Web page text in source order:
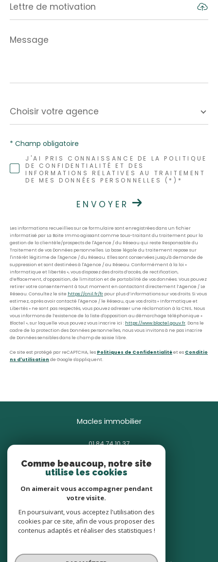
Lettre de motivation
Message
*
votre
agence
Choisir votre agence
J'AI PRIS CONNAISSANCE DE LA POLITIQUE
DE CONFIDENTIALITÉ ET DES
INFORMATIONS RELATIVES AU TRAITEMENT
DE MES DONNÉES PERSONNELLES (*)*
* Champ obligatoire
ENVOYER
Les informations recueillies sur ce formulaire sont enregistrées dans un fichier
informatisé par La Boite Immo agissant comme Sous-traitant du traitement pour la
gestion de la clientèle/prospects de l'Agence / du Réseau qui reste Responsable du
Traitement de vos Données personnelles. La base légale du traitement repose sur
l'intérêt légitime de l'Agence / du Réseau. Elles sont conservées jusqu'à demande de
suppression et sont destinées à l'Agence / au Réseau. Conformément à la loi «
informatique et libertés », vous disposez des droits d’accès, de rectification,
d’effacement, d’opposition, de limitation et de portabilité de vos données. Vous pouvez
retirer votre consentement à tout moment en contactant directement l’Agence / Le
Réseau. Consultez le site https://cnil.fr/fr pour plus d’informations sur vos droits. Si vous
estimez, après avoir contacté l'Agence / le Réseau, que vos droits « Informatique et
Libertés » ne sont pas respectés, vous pouvez adresser une réclamation à la CNIL. Nous
vous informons de l’existence de la liste d'opposition au démarchage téléphonique «
Bloctel », sur laquelle vous pouvez vous inscrire ici : https://www.bloctel.gouv.fr. Dans le
cadre de la protection des Données personnelles, nous vous invitons à ne pas inscrire
de Données sensibles dans le champ de saisie libre.
Ce site est protégé par reCAPTCHA, les Politiques de Confidentialitéet es Conditio
ns d'utilisation de Google s'appliquent.
macles immobilier
01 84 74 10 37
85 avenue Général Gallieni
93380 pierrefitte-sur-seine
nous suivre sur
Comme beaucoup, notre site
utilise les cookies
On aimerait vous accompagner pendant
votre visite.
En poursuivant, vous acceptez l'utilisation des
cookies par ce site, afin de vous proposer des
contenus adaptés et réaliser des statistiques !